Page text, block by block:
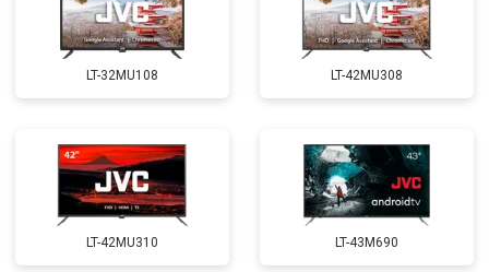
LT-32MU108 LT-42MU308
LT-42MU310 LT-43M690